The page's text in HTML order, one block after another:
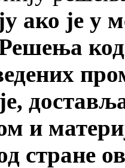
ако је у
и
стране